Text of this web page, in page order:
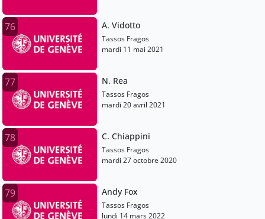
76 A. Vidotto
Tassos Fragos
mardi 11 mai 2021
77 N. Rea
Tassos Fragos
mardi 20 avril 2021
78 C. Chiappini
Tassos Fragos
mardi 27 octobre 2020
79 Andy Fox
Tassos Fragos
lundi 14 mars 2022